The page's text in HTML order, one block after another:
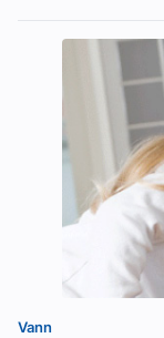
Vann